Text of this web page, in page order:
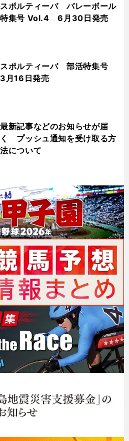
スポルティーバ バレーボール
特集号 Vol.4 6月30日発売
スポルティーバ 部活特集号
3月16日発売
最新記事などのお知らせが届
く プッシュ通知を受け取る方
法について